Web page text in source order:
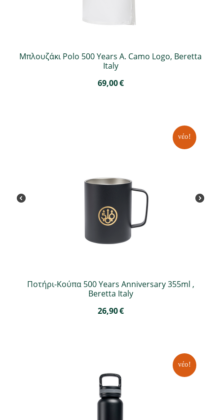
Μπλουζάκι Polo 500 Years A. Camo Logo, Beretta
Italy
69,00€
νέο!
Ποτήρι-Κούπα 500 Years Anniversary 355ml ,
Beretta Italy
26,90€
νέο!